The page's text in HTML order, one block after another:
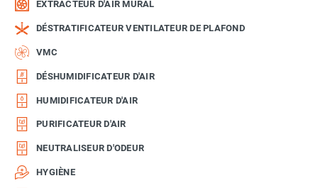
EXTRACTEUR D'AIR MURAL
DÉSTRATIFICATEUR VENTILATEUR DE PLAFOND
VMC
DÉSHUMIDIFICATEUR D'AIR
HUMIDIFICATEUR D'AIR
PURIFICATEUR D'AIR
NEUTRALISEUR D'ODEUR
HYGIÈNE